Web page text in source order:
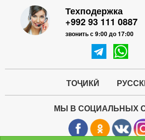
Техподержка
+992 93 111 0887
звонить с 9:00 до 17:00
ТОҶИКӢ
МЫ В СОЦИАЛЬНЫХ